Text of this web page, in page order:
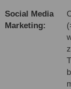
Social Media
Marke­ting: